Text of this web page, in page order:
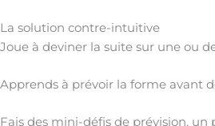
La solution contre-intuitive
Joue à deviner la suite sur une ou
Apprends à prévoir la forme avant
Fais des mini-défis de prévision,